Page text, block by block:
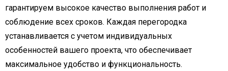
гарантируем высокое качество выполнения работ и
соблюдение всех сроков. Каждая перегородка
устанавливается с учетом индивидуальных
особенностей вашего проекта, что обеспечивает
максимальное удобство и функциональность.